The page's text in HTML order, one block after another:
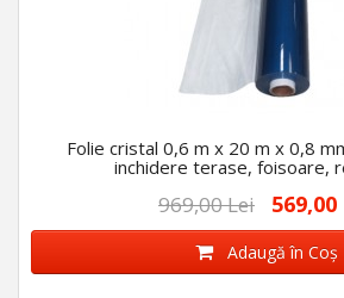
Folie cristal 0,6 m x 20 m x 0,8
inchidere terase, foisoare,
969,00 Lei
Adaugă în Coş